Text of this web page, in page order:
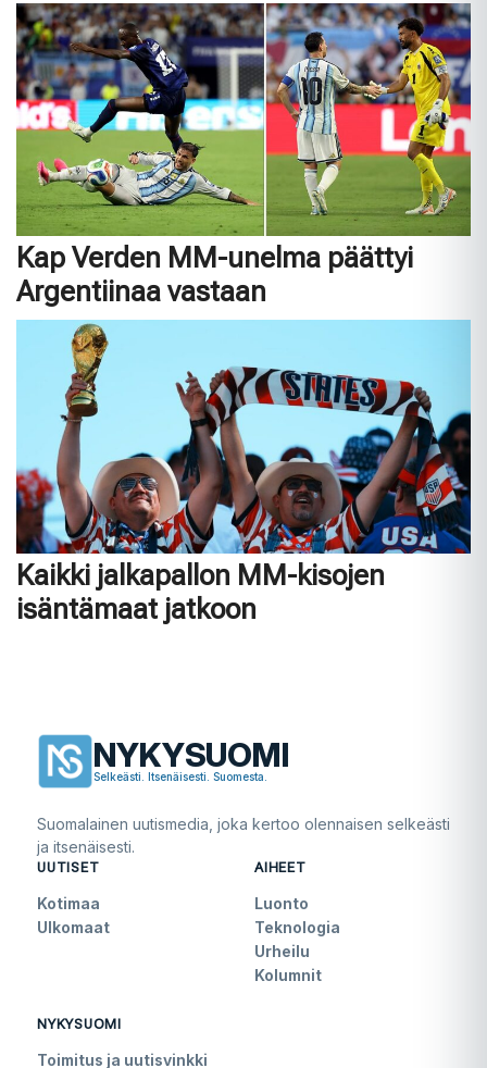
Kap Verden MM-unelma päättyi
Argentiinaa vastaan
Kaikki jalkapallon MM-kisojen
isäntämaat jatkoon
NYKYSUOMI
Selkeästi. Itsenäisesti. Suomesta.
Suomalainen uutismedia, joka kertoo olennaisen selkeästi
ja itsenäisesti.
UUTISET
Kotimaa
Ulkomaat
AIHEET
Luonto
Teknologia
Urheilu
Kolumnit
NYKYSUOMI
Toimitus ja uutisvinkki